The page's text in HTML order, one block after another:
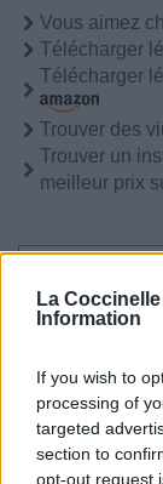
La Coccinelle
Information
If you wish to
processing of
targeted
section to
opt-out request
Vous aimez
Télécharger
Télécharger
Trouver des
Trouver un
meilleur prix
Commentaires
Voir la